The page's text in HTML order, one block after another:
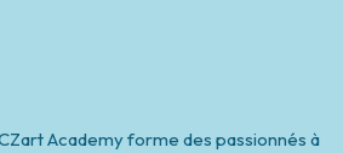
Academy forme des passionnés à